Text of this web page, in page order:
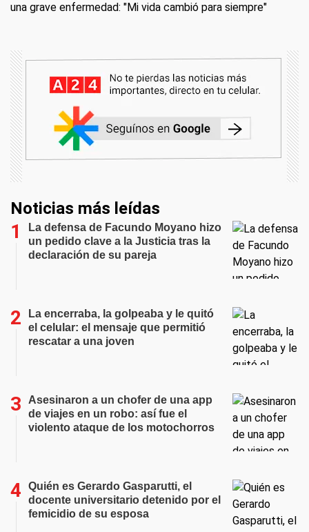
una grave enfermedad: "Mi vida cambió para siempre"
Noticias más leídas
La defensa de Facundo Moyano hizo
un pedido clave a la Justicia tras la
declaración de su pareja
La encerraba, la golpeaba y le quitó
el celular: el mensaje que permitió
rescatar a una joven
Asesinaron a un chofer de una app
de viajes en un robo: así fue el
violento ataque de los motochorros
Quién es Gerardo Gasparutti, el
docente universitario detenido por el
femicidio de su esposa